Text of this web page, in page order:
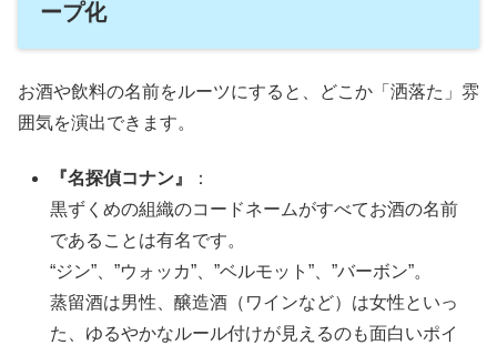
ープ化
お酒や飲料の名前をルーツにすると、どこか「洒落た」雰
囲気を演出できます。
『名探偵コナン』
：
黒ずくめの組織のコードネームがすべてお酒の名前
であることは有名です。
“ジン”、”ウォッカ”、”ベルモット”、”バーボン”。
蒸留酒は男性、醸造酒（ワインなど）は女性といっ
た、ゆるやかなルール付けが見えるのも面白いポイ